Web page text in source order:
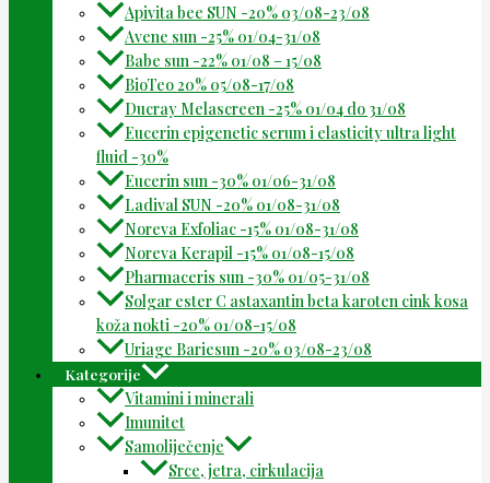
Apivita bee SUN -20% 03/08-23/08
Avene sun -25% 01/04-31/08
Babe sun -22% 01/08 – 15/08
BioTeo 20% 05/08-17/08
Ducray Melascreen -25% 01/04 do 31/08
Eucerin epigenetic serum i elasticity ultra light
fluid -30%
Eucerin sun -30% 01/06-31/08
Ladival SUN -20% 01/08-31/08
Noreva Exfoliac -15% 01/08-31/08
Noreva Kerapil -15% 01/08-15/08
Pharmaceris sun -30% 01/05-31/08
Solgar ester C astaxantin beta karoten cink kosa
koža nokti -20% 01/08-15/08
Uriage Bariesun -20% 03/08-23/08
Kategorije
Vitamini i minerali
Imunitet
Samoliječenje
Srce, jetra, cirkulacija